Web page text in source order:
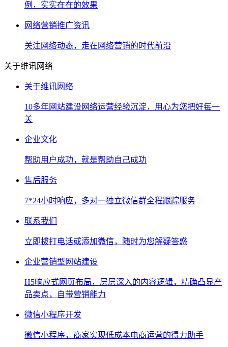
例，实实在在的效果
网络营销推广资讯
关注网络动态，走在网络营销的时代前沿
关于维讯网络
关于维讯网络
10多年网站建设网络运营经验沉淀，用心为您把好每一
关
企业文化
帮助用户成功，就是帮助自己成功
售后服务
7*24小时响应，多对一独立微信群全程跟踪服务
联系我们
立即拔打电话或添加微信，随时为您解疑答惑
企业营销型网站建设
H5响应式网页布局，层层深入的内容逻辑，精确凸显产
品卖点，自带营销能力
微信小程序开发
微信小程序，商家实现低成本电商运营的得力助手